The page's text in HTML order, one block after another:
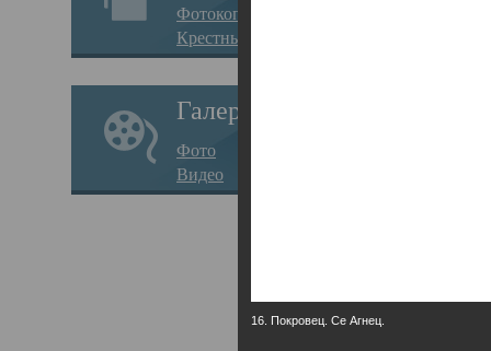
Фотокопии дел
Крестные ходы
Галерея
Фото
Видео
16. Покровец. Се Агнец.